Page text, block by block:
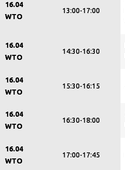
16.04
WTO
13:00-17:00
16.04
WTO
14:30-16:30
16.04
WTO
15:30-16:15
16.04
WTO
16:30-18:00
16.04
WTO
17:00-17:45